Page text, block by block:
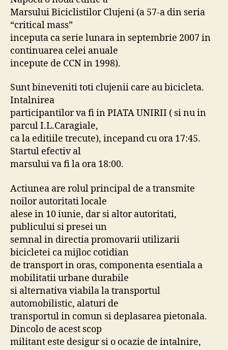
Marsului Biciclistilor Clujeni (a 57-a din seria
“critical mass”
inceputa ca serie lunara in septembrie 2007 in
continuarea celei anuale
incepute de CCN in 1998).
Sunt bineveniti toti clujenii care au bicicleta.
Intalnirea
participantilor va fi in PIATA UNIRII ( si nu in
parcul I.L.Caragiale,
ca la editiile trecute), incepand cu ora 17:45.
Startul efectiv al
marsului va fi la ora 18:00.
Actiunea are rolul principal de a transmite
noilor autoritati locale
alese in 10 iunie, dar si altor autoritati,
publicului si presei un
semnal in directia promovarii utilizarii
bicicletei ca mijloc cotidian
de transport in oras, componenta esentiala a
mobilitatii urbane durabile
si alternativa viabila la transportul
automobilistic, alaturi de
transportul in comun si deplasarea pietonala.
Dincolo de acest scop
militant este desigur si o ocazie de intalnire,